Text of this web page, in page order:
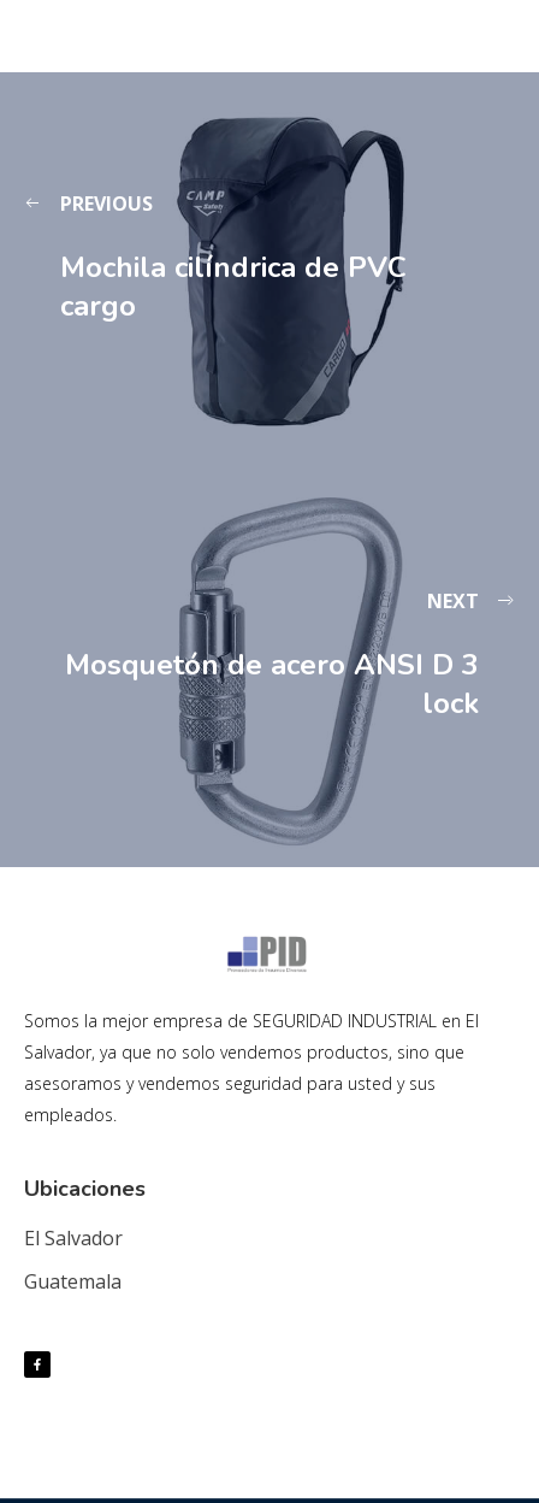
PREVIOUS
Mochila cilíndrica de PVC
cargo
NEXT
Mosquetón de acero ANSI D 3
lock
Somos la mejor empresa de SEGURIDAD INDUSTRIAL en El
Salvador, ya que no solo vendemos productos, sino que
asesoramos y vendemos seguridad para usted y sus
empleados.
Ubicaciones
El Salvador
Guatemala